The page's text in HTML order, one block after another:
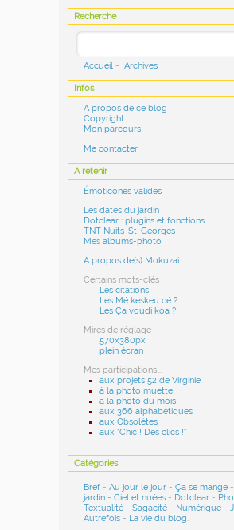
Recherche
Accueil - Archives
Infos
A propos de ce blog
Copyright
Mon parcours
Me contacter
A retenir
Émoticônes valides
Les dates du jardin
Dotclear : plugins et fonctions
TNT Nuits-St-Georges
Mes albums-photo
A propos de(s) Mokuzai
Certains mots-clés
Les citations
Les Mé késkeu cé ?
Les Ça voudi koa ?
Mires de réglage
570x380px
plein écran
Mes participations...
aux projets 52 de Virginie
à la photo muette
à la photo du mois
aux 366 alphabétiques
aux Obsolètes
aux "Chic ! Des clics !"
Catégories
Bref -Au jour le jour -Ça se mange -
jardin -Ciel et nuées - Dotclear -
Textualité -Sagacité - Numérique -
Autrefois - La vie du blog.